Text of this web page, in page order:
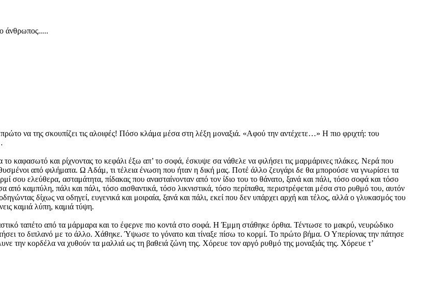
άνθρωπος.....
να της σκουπίζει τις αλοιφές! Πόσο κλάμα μέσα στη λέξη μοναξιά. «Αφού την αντέχετε…» Η πιο φριχτή: του
καφασωτό και ρίχνοντας το κεφάλι έξω απ’ το σοφά, έσκυψε σα νάθελε να φιλήσει τις μαρμάρινες πλάκες. Νερά που
από φιλήματα. Ω Αδάμ, τι τέλεια ένωση που ήταν η δική μας. Ποτέ άλλο ζευγάρι δε θα μπορούσε να γνωρίσει τα
σου ελεύθερα, ασταμάτητα, πίδακας που ανασταίνονταν από τον ίδιο του το θάνατο, ξανά και πάλι, τόσο σοφά και τόσο
καμπύλη, πάλι και πάλι, τόσο αισθαντικά, τόσο λικνιστικά, τόσο περίπαθα, περιστρέφεται μέσα στο ρυθμό του, αυτόν
δίχως να οδηγεί, ευγενικά και μοιραία, ξανά και πάλι, εκεί που δεν υπάρχει αρχή και τέλος, αλλά ο γλυκασμός του
καμιά λύπη, καμιά τύψη.
ταπέτο από τα μάρμαρα και το έφερνε πιο κοντά στο σοφά. Η Έμμη στάθηκε όρθια. Τέντωσε το μακρύ, νευρώδικο
το διπλανό με το άλλο. Χάθηκε. Ύψωσε το γόνατο και τίναξε πίσω το κορμί. Το πρώτο βήμα. Ο Υπερίονας την πάτησε
την κορδέλα να χυθούν τα μαλλιά ως τη βαθειά ζώνη της. Χόρευε τον αργό ρυθμό της μοναξιάς της. Χόρευε τ’